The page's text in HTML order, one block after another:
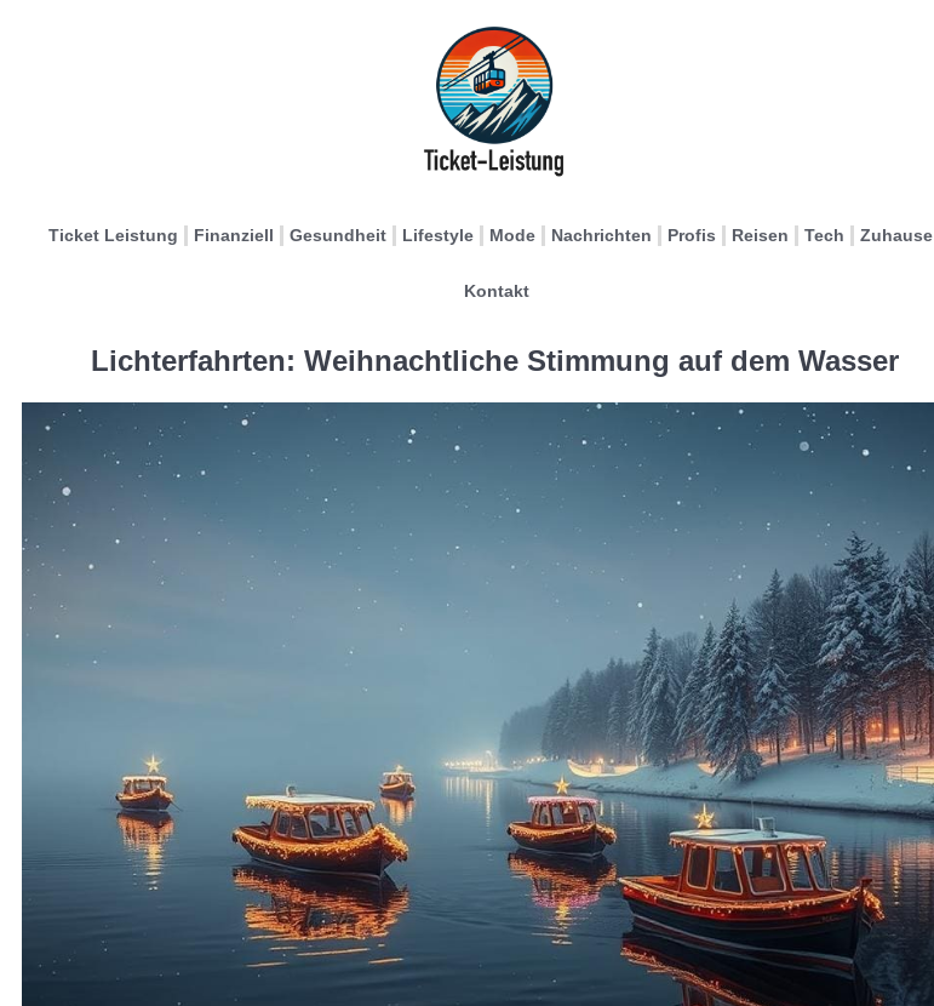
Ticket Leistung Finanziell Gesundheit Lifestyle Mode Nachrichten Profis Reisen Tech Zuhause
Kontakt
Lichterfahrten: Weihnachtliche Stimmung auf dem Wasser